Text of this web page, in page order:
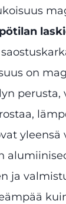
on
perusta,
yleensä
ja